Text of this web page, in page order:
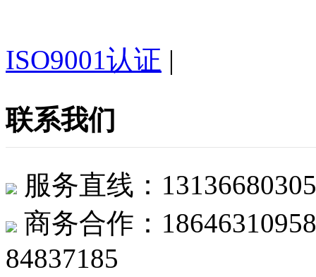
ISO9001认证 |
联系我们
服务直线：
商务合作：
84837185